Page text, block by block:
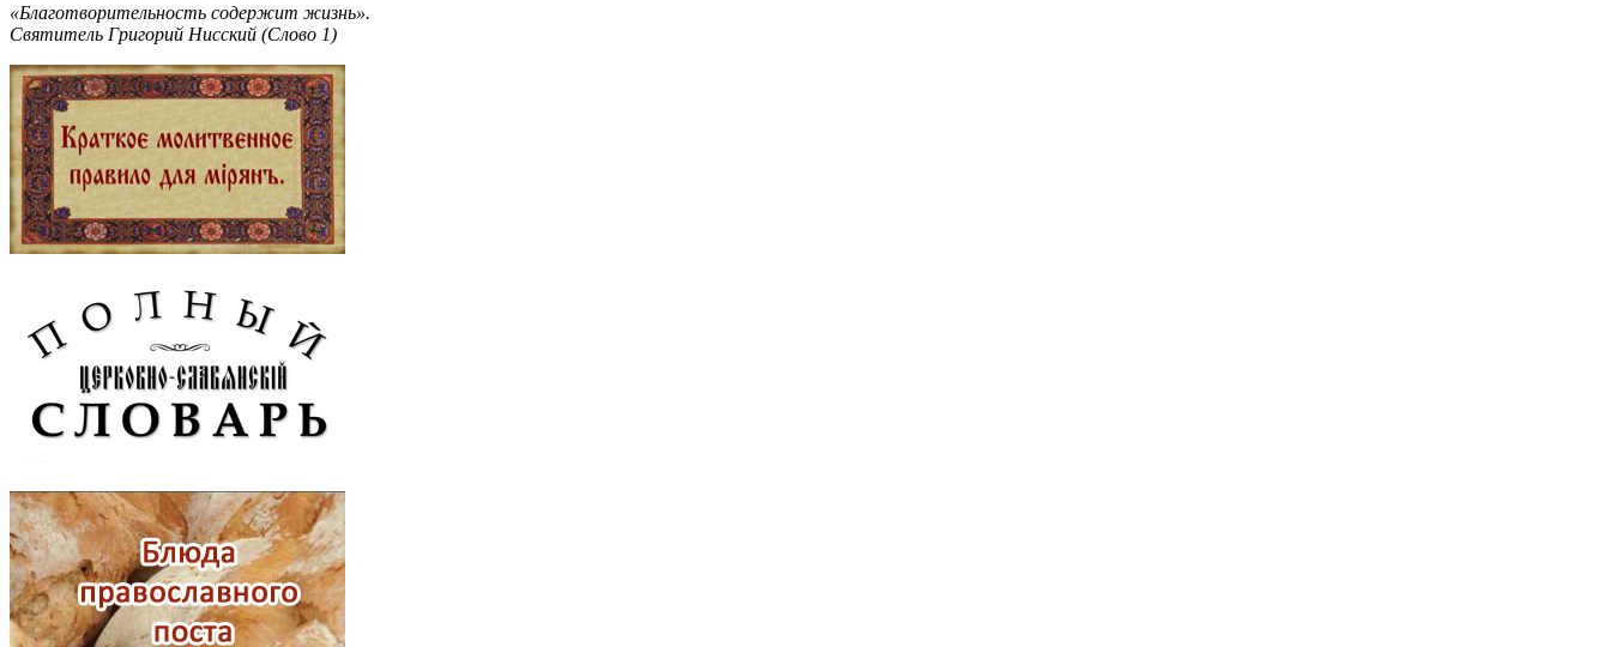
«Благотворительность содержит жизнь».
Святитель Григорий Нисский (Слово 1)